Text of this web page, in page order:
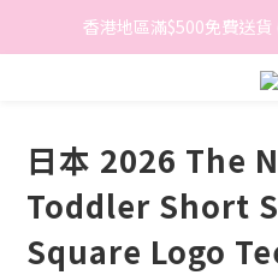
香港地區滿$500免費送
香港地區滿$500免費送
BreeziB 會員享有
日本 2026 The
Toddler Short
Square Logo